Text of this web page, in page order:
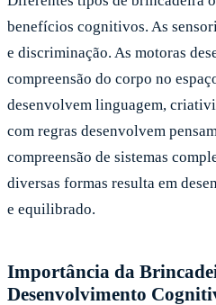
benefícios cognitivos. As
e discriminação. As motoras
compreensão do corpo no
desenvolvem linguagem,
com regras desenvolvem
compreensão de sistemas
diversas formas resulta em
e equilibrado.
Importância da
Desenvolvimento